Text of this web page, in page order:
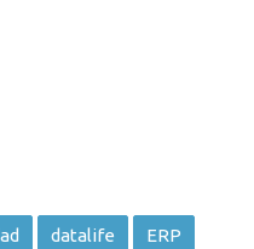
datalife ERP